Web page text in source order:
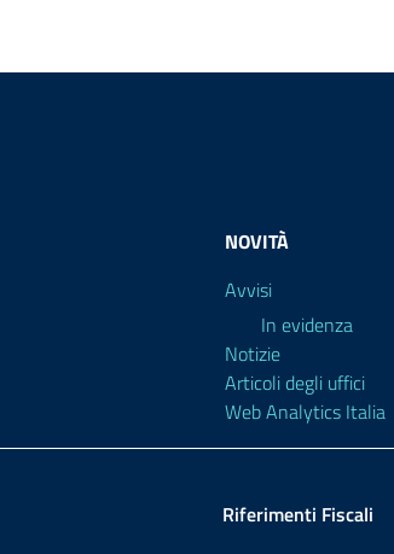
NOVITÀ
Avvisi
In evidenza
Notizie
Articoli degli uffici
Web Analytics Italia
Riferimenti Fiscali